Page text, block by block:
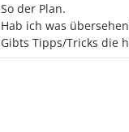
So der Plan.
Hab ich was
Gibts Tipps/Tricks die